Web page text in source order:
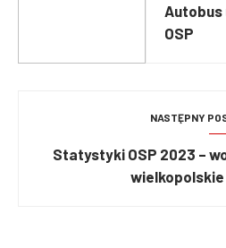
Autobus
OSP
NASTĘPNY
Statystyki OSP 2023 –
wielkopolskie